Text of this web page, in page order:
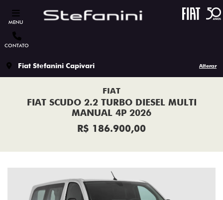
MENU
CONTATO
Fiat Stefanini Capivari Alterar
FIAT
FIAT SCUDO 2.2 TURBO DIESEL MULTI
MANUAL 4P 2026
R$ 186.900,00